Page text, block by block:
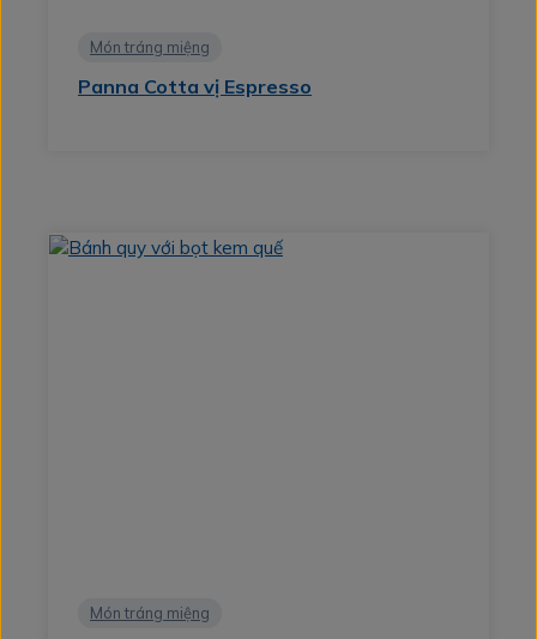
Món tráng miệng
Panna Cotta vị Espresso
Món tráng miệng